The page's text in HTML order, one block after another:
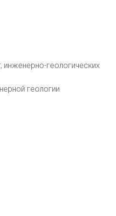
геологических
геологии